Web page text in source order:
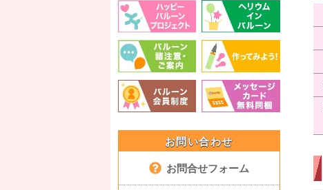
お問い合わせ
お問合せフォーム